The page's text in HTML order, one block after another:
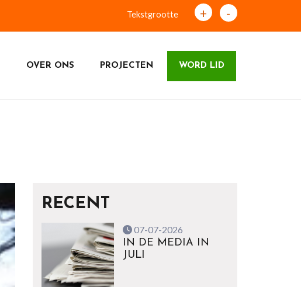
Tekstgrootte + -
OVER ONS PROJECTEN WORD LID
RECENT
07-07-2026
IN DE MEDIA IN
JULI